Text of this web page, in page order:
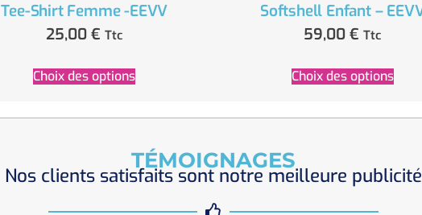
Tee-Shirt Femme -EEVV
25,00€ Ttc
Choix des options
Softshell Enfant –
59,00€ Ttc
Choix des options
TÉMOIGNAGES
Nos clients satisfaits sont notre meilleure publicité